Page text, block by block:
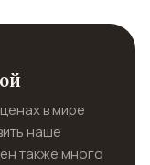
в мире
наше
также много